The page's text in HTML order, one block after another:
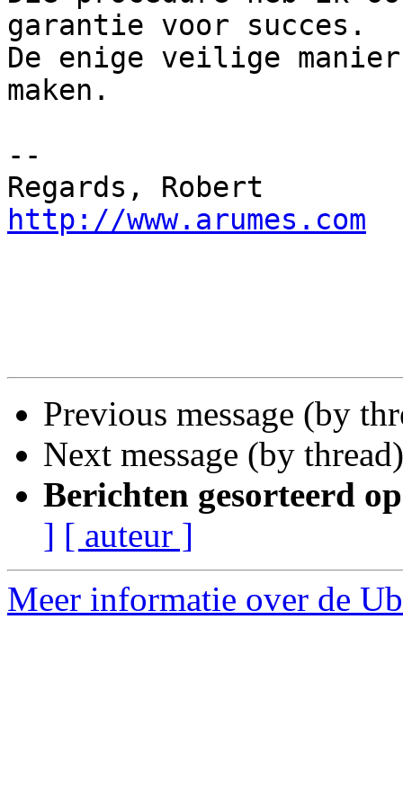
garantie voor succes.
De enige veilige
maken.
--
http://www.arumes.com
Previous message (by
Next message (by
Berichten gesorteerd
] [ auteur ]
Meer informatie over de